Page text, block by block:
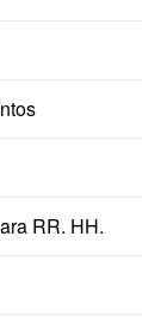
RR. HH.